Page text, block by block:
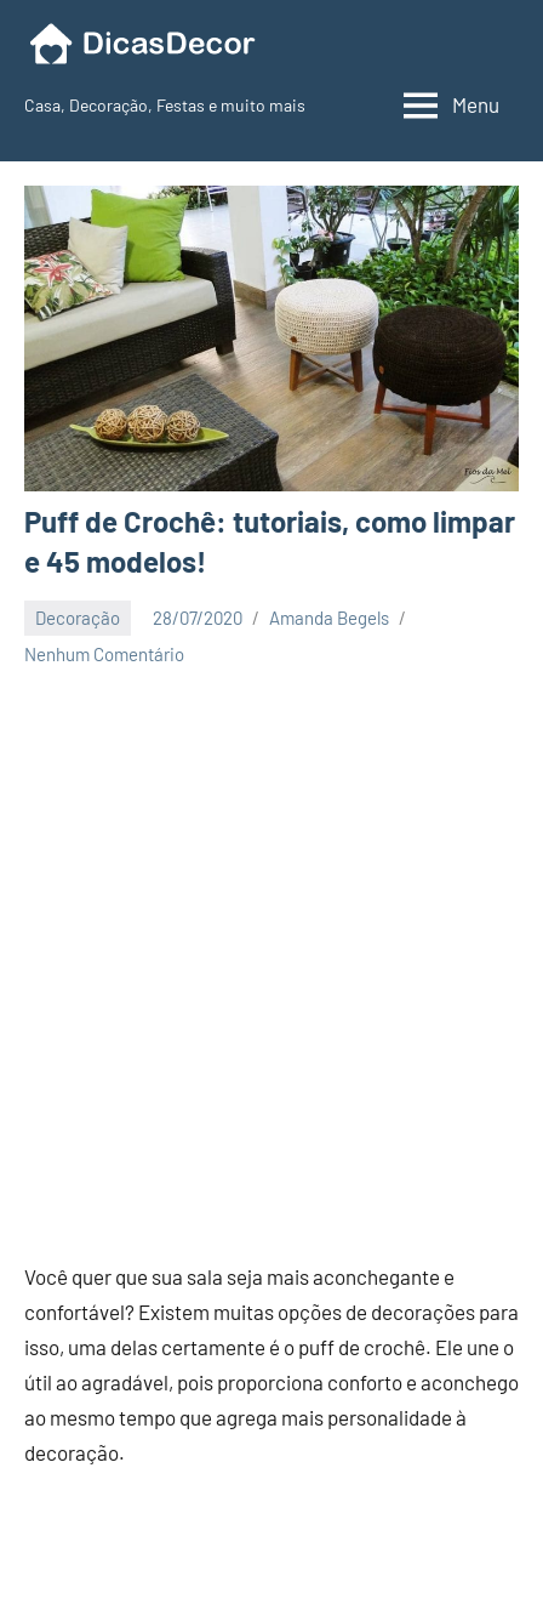
para
conteúdo
Dicas
Decor
Casa, Decoração, Festas e muito mais Menu
Puff de Crochê: tutoriais, como limpar
e 45 modelos!
Decoração 28/07/2020
Amanda Begels
Nenhum Comentário
Você quer que sua sala seja mais aconchegante e
confortável? Existem muitas opções de decorações para
isso, uma delas certamente é o puff de crochê. Ele une o
útil ao agradável, pois proporciona conforto e aconchego
ao mesmo tempo que agrega mais personalidade à
decoração.